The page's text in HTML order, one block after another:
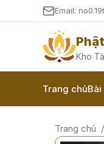
Email:
Kho
Trang chủ
Trang chủ /